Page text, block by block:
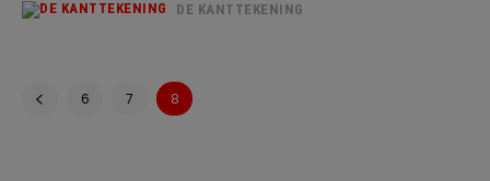
DE KANTTEKENING
6 7 8